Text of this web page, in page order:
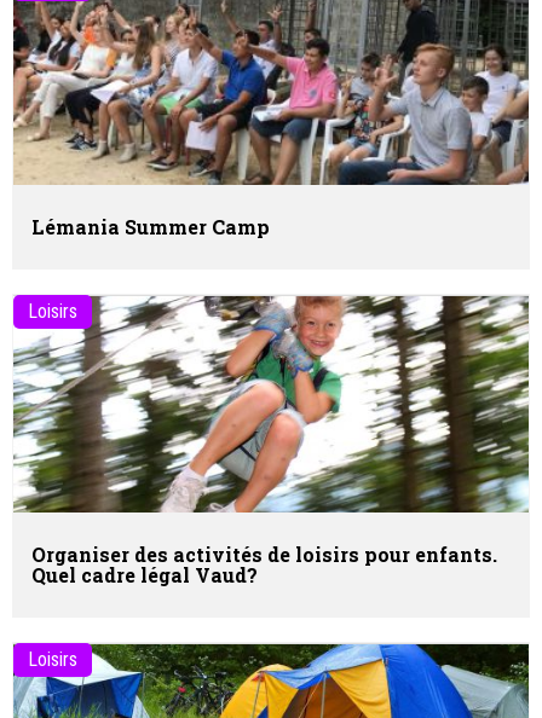
Lémania Summer Camp
Loisirs
Organiser des activités de loisirs pour enfants.
Quel cadre légal Vaud?
Loisirs